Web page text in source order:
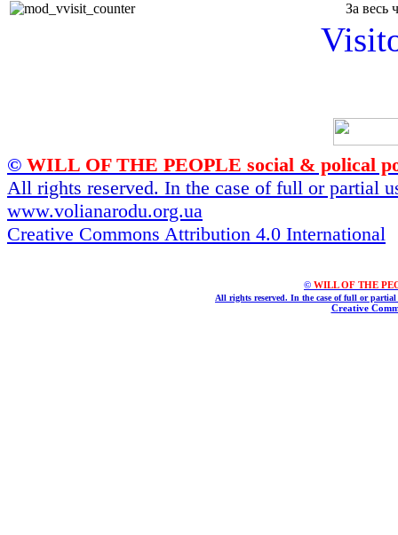
За весь
© WILL OF THE PEOPLE social & polical
All rights reserved. In the case of full or partial
www.volianarodu.org.ua
Creative Commons Attribution 4.0 International
© WILL OF THE
All rights reserved. In the case of full or
Creative